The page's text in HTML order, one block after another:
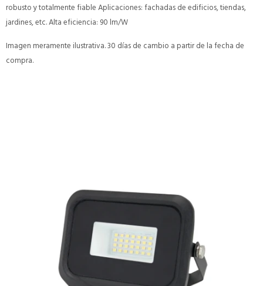
robusto y totalmente fiable Aplicaciones: fachadas de edificios, tiendas,
jardines, etc. Alta eficiencia: 90 lm/W
Imagen meramente ilustrativa. 30 días de cambio a partir de la fecha de
compra.